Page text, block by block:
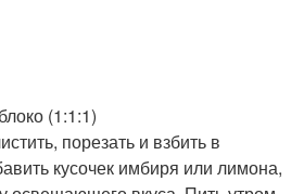
(1:1:1)
порезать и взбить в
кусочек имбиря или лимона,